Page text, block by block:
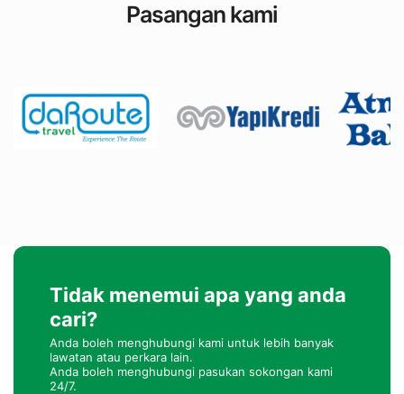
Pasangan kami
Tidak menemui apa yang anda
cari?
Anda boleh menghubungi kami untuk lebih banyak
lawatan atau perkara lain.
Anda boleh menghubungi pasukan sokongan kami
24/7.